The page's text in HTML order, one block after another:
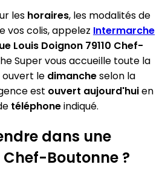
les horaires, les modalités de
vos colis, appelez Intermarche
Louis Doignon 79110 Chef-
Super vous accueille toute la
le dimancheselon la
est ouvert aujourd'huien
téléphoneindiqué.
dans une
Chef-Boutonne ?